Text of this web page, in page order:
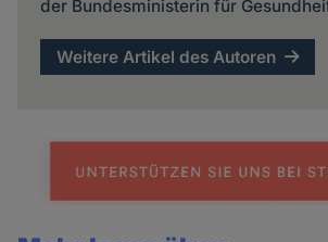
der Bundesministerin für
Weitere Artikel des Autoren